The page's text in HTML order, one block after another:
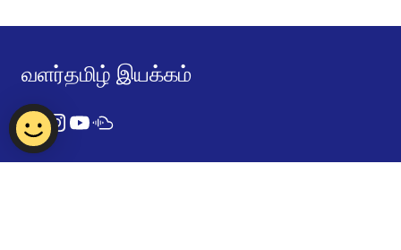
வளர்தமிழ் இயக்கம்